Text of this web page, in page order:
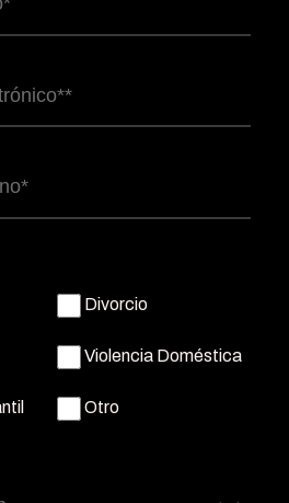
Divorcio
Violencia Doméstica
Otro